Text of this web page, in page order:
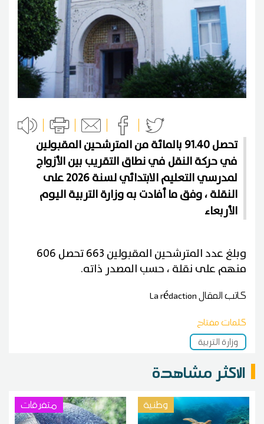
تحصل 91.40 بالمائة من المترشحين المقبولين
في حركة النقل في نطاق التقريب بين الأزواج
لمدرسي التعليم الابتدائي لسنة 2026 على
النقلة ، وفق ما أفادت به وزارة التربية اليوم
الأربعاء
وبلغ عدد المترشحين المقبولين 663 تحصل 606
منهم على نقلة ، حسب المصدر ذاته.
كاتب المقالLa rédaction
كلمات مفتاح
وزارة التربية
الاكثر مشاهدة
وطنية متفرقات